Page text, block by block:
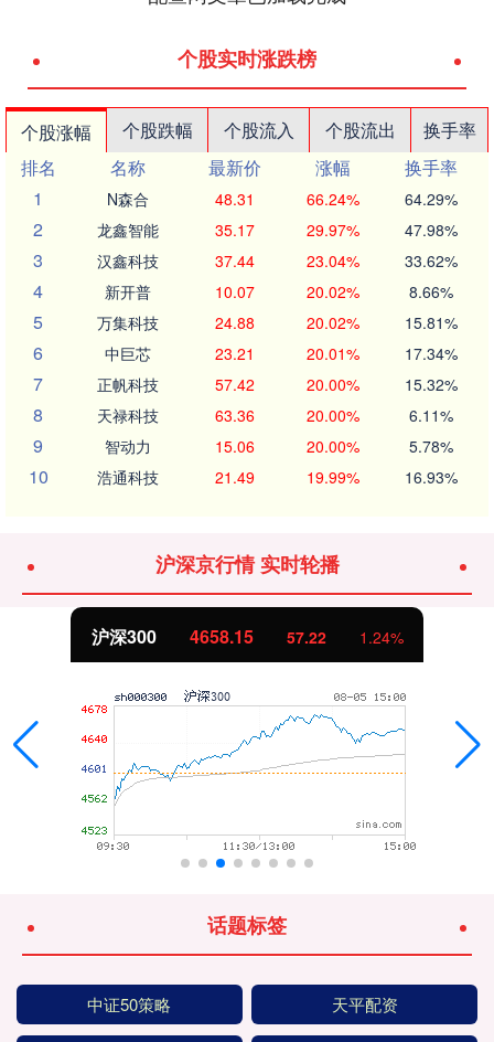
个股实时涨跌榜
个股涨幅 个股跌幅 个股流入 个股流出
换手率
排名
名称 最新价 涨幅
换手率
1
N森合 48.31 66.24% 64.29%
2 龙鑫智能 35.17 29.97% 47.98%
3 汉鑫科技 37.44 23.04% 33.62%
4 新开普 10.07 20.02% 8.66%
5 万集科技 24.88 20.02% 15.81%
6 中巨芯 23.21 20.01% 17.34%
7 正帆科技 57.42 20.00% 15.32%
8 天禄科技 63.36 20.00% 6.11%
9 智动力 15.06 20.00% 5.78%
10 浩通科技 21.49 19.99% 16.93%
沪深京行情 实时轮播
沪深300 4658.15 57.22 1.24%
话题标签
中证50策略 天平配资